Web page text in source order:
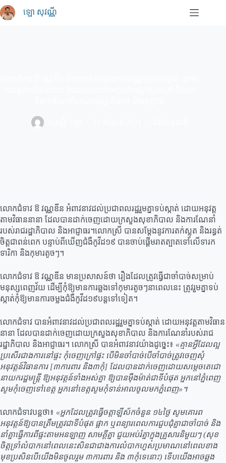
Skip
to
content
ឡោ សុវណ្ណី
លោកជំទាវ ឱ វណ្ណឌីន អំពាវនាវដល់ប្រជាពលរដ្ឋរួមគ្នាទប់ស្កាត់ ដោយអនុវត្ត
តាមវិធាននានា ដែលបានដាក់ចេញដោយក្រសួងសុខាភិបាល និងការណែនាំ
របស់រាជរដ្ឋាភិបាល និងអាជ្ញាធរ។លោកស្រី បានសម្តែងនូវការតក់ស្លុត និងរន្ធត់
ចិត្តជាពន់ពេក បន្ទាប់ពីឃើញជំងឺកូវីដ១៩ បានចាប់ផ្តើមរាតត្បាតទៅលើទារក
ទារិកា និងកុមារតូចៗ។
លោកជំទាវ ឱ វណ្ណឌីន មានប្រសាសន៍ថា រឿងដែលត្រូវធ្វើជាចាំបាច់សម្រាប់
មនុស្សពេញវ័យ ដើម្បីកុំឱ្យមានការឆ្លងទៅកុមារតូចៗនាពេលនេះ ត្រូវរួមគ្នាទប់
ស្កាត់កុំឱ្យមានការចម្លងជំងឺកូវីដ១៩បន្តទៅទៀត។
លោកជំទាវ បានអំពាវនាវដល់ប្រជាពលរដ្ឋរួមគ្នាទប់ស្កាត់ ដោយអនុវត្តតាមវិធាន
នានា ដែលបានដាក់ចេញដោយក្រសួងសុខាភិបាល និងការណែនាំរបស់រាជ
រដ្ឋាភិបាល និងអាជ្ញាធរ។ លោកស្រី បានអំពាវនាវយ៉ាងដូច្នេះ៖ «គ្មានអ្វីដែលល្អ
ប្រសើរជាងការនៅផ្ទះ កុំចេញក្រៅផ្ទះ បើមិនចាំបាច់បើចាំបាច់ត្រូវចេញសុំ
អនុវត្តន៍វិធានការ [៣ការពារ និង៣កុំ] ដែលបានដាក់ចេញដោយសម្តេចតេជោ
នាយករដ្ឋមន្ត្រី ឱ្យអនុវត្តន៍ទាំងអស់គ្នា ឱ្យបានម៉ឺងម៉ាត់ជាទីបំផុត អ្នកនៅភ្នំពេញ
សូមកុំចេញទៅខេត្ត អ្នកនៅខេត្តសូមកុំទាន់អាលចូលមកភ្នំពេញ»។
លោកជំទាវបន្តថា៖ «អ្នកដែលត្រូវធ្វេីចត្តាឡីស័កចំនួន ១៤ថ្ងៃ សូមគោរព
អនុវត្តន៍ឱ្យបានត្រឹមត្រូវជាទីបំផុត ផ្អាក ឬពន្យារពេលការជួបជុំគ្នាជាចាំបាច់ និង
នាំគ្នាធ្វេីការពីផ្ទះតាមអនឡាញ សាមគ្គីគ្នា ជួយអប់រំគ្នាក្នុងគ្រួសារនិមួយៗ (សុខ
ចិត្តទ្រាំលំបាកនៅពេលនេះសិនជាជាងការលំបាកហួសប្រមាណនៅពេលខាង
មុខប្រសិនបេីយេីងមិនចូលរួម ៣ការពារ និង ៣កុំទេនោះ) ទេីបយេីងអាចឆ្លង